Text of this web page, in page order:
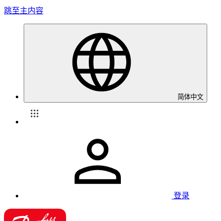
跳至主内容
简体中文
登录